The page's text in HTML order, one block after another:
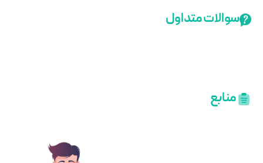
سوالات متداول
منابع